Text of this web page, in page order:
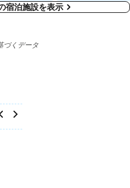
宿泊施設を表示
づくデータ